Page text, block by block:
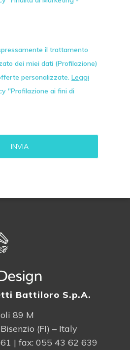
il trattamento
dei miei dati (Profilazione)
personalizzate. Leggi
"Profilazione ai fini di
Battiloro S.p.A.
89 M
(FI) – Italy
| fax: 055 43 62 639